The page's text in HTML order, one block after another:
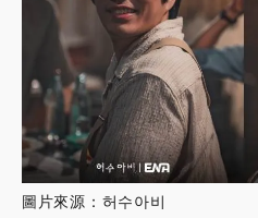
圖片來源：허수아비